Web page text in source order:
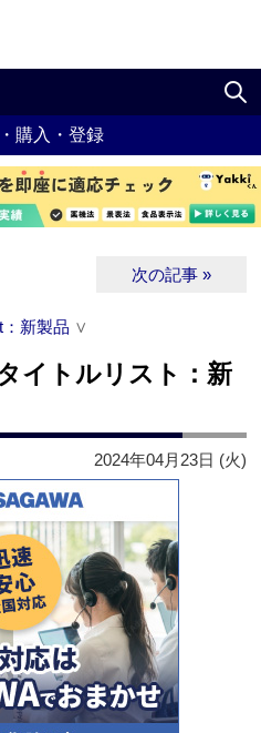
購入・登録
次の記事 »
新製品 ∨
イトルリスト：新
2024年04月23日 (火)